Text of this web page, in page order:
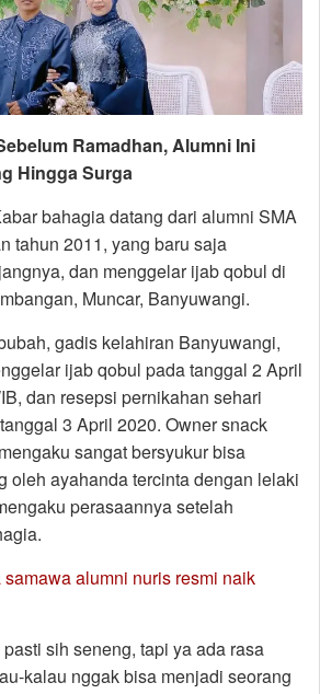
Ramadhan, Alumni Ini
Hingga Surga
bahagia datang dari alumni SMA
tahun 2011, yang baru saja
dan menggelar ijab qobul di
Muncar, Banyuwangi.
gadis kelahiran Banyuwangi,
ijab qobul pada tanggal 2 April
dan resepsi pernikahan sehari
3 April 2020. Owner snack
sangat bersyukur bisa
oleh ayahanda tercinta dengan lelaki
perasaannya setelah
samawa alumni nuris resmi naik
sih seneng, tapi ya ada rasa
kalau nggak bisa menjadi seorang